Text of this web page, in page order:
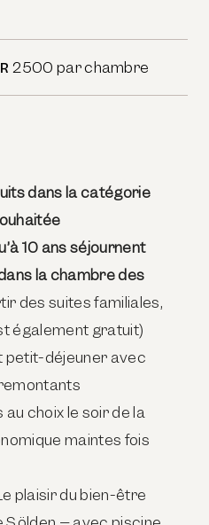
2500 par chambre
dans la catégorie
10 ans séjournent
la chambre des
des suites familiales,
également gratuit)
petit-déjeuner avec
au choix le soir de la
maintes fois
plaisir du bien-être